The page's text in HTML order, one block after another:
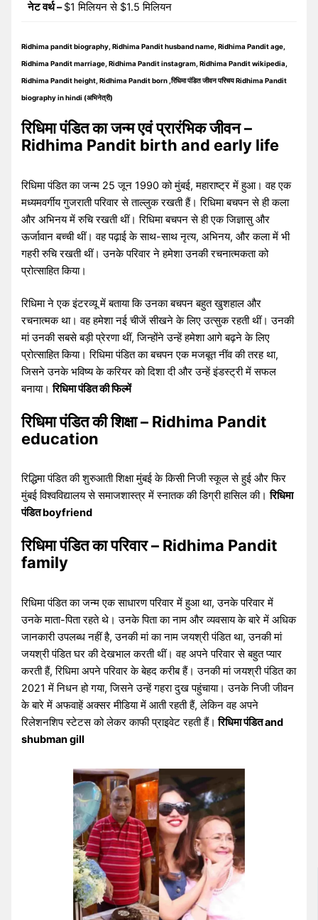
नेट वर्थ –$1 मिलियन से $1.5 मिलियन
Ridhima pandit biography, Ridhima Pandit husband name, Ridhima Pandit age,
Ridhima Pandit marriage, Ridhima Pandit instagram, Ridhima Pandit wikipedia,
Ridhima Pandit height, Ridhima Pandit born ,रिधिमा पंडित जीवन परिचय Ridhima Pandit
biography in hindi (अभिनेत्री)
रिधिमा पंडित का जन्म एवं प्रारंभिक जीवन –
Ridhima Pandit birth and early life
रिधिमा पंडित का जन्म 25 जून 1990 को मुंबई, महाराष्ट्र में हुआ। वह एक
मध्यमवर्गीय गुजराती परिवार से ताल्लुक रखती हैं। रिधिमा बचपन से ही कला
और अभिनय में रुचि रखती थीं। रिधिमा बचपन से ही एक जिज्ञासु और
ऊर्जावान बच्ची थीं। वह पढ़ाई के साथ-साथ नृत्य, अभिनय, और कला में भी
गहरी रुचि रखती थीं। उनके परिवार ने हमेशा उनकी रचनात्मकता को
प्रोत्साहित किया।
रिधिमा ने एक इंटरव्यू में बताया कि उनका बचपन बहुत खुशहाल और
रचनात्मक था। वह हमेशा नई चीजें सीखने के लिए उत्सुक रहती थीं। उनकी
मां उनकी सबसे बड़ी प्रेरणा थीं, जिन्होंने उन्हें हमेशा आगे बढ़ने के लिए
प्रोत्साहित किया। रिधिमा पंडित का बचपन एक मजबूत नींव की तरह था,
जिसने उनके भविष्य के करियर को दिशा दी और उन्हें इंडस्ट्री में सफल
बनाया।रिधिमा पंडित की फिल्में
रिधिमा पंडित की शिक्षा – Ridhima Pandit
education
रिद्धिमा पंडित की शुरुआती शिक्षा मुंबई के किसी निजी स्कूल से हुई और फिर
मुंबई विश्वविद्यालय से समाजशास्त्र में स्नातक की डिग्री हासिल की।रिधिमा
पंडित boyfriend
रिधिमा पंडित का परिवार – Ridhima Pandit
family
रिधिमा पंडित का जन्म एक साधारण परिवार में हुआ था, उनके परिवार में
उनके माता-पिता रहते थे। उनके पिता का नाम और व्यवसाय के बारे में अधिक
जानकारी उपलब्ध नहीं है, उनकी मां का नाम जयश्री पंडित था, उनकी मां
जयश्री पंडित घर की देखभाल करती थीं। वह अपने परिवार से बहुत प्यार
करती हैं, रिधिमा अपने परिवार के बेहद करीब हैं। उनकी मां जयश्री पंडित का
2021 में निधन हो गया, जिसने उन्हें गहरा दुख पहुंचाया। उनके निजी जीवन
के बारे में अफवाहें अक्सर मीडिया में आती रहती हैं, लेकिन वह अपने
रिलेशनशिप स्टेटस को लेकर काफी प्राइवेट रहती हैं। रिधिमा पंडित and
shubman gill